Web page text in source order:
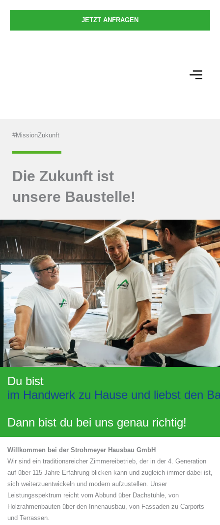
JETZT ANFRAGEN
#MissionZukunft
Die Zukunft ist
unsere Baustelle!
Du bist
im Handwerk zu Hause und liebst den
Dann bist du bei uns genau richtig!
Willkommen bei der Strohmeyer Hausbau GmbH
Wir sind ein traditionsreicher Zimmereibetrieb, der in der 4. Generation
auf über 115 Jahre Erfahrung blicken kann und zugleich immer dabei ist,
sich weiterzuentwickeln und modern aufzustellen. Unser
Leistungsspektrum reicht vom Abbund über Dachstühle, von
Holzrahmenbauten über den Innenausbau, von Fassaden zu Carports
und Terrassen.